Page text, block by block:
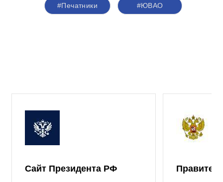
#Печатники #ЮВАО
Сайт Президента РФ